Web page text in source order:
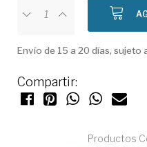
Envío de 15 a 20 días, sujeto
Compartir:
Productos